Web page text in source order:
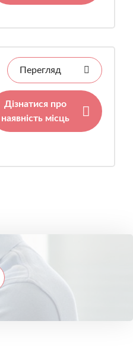
Перегляд
Дізнатися про
наявність місць